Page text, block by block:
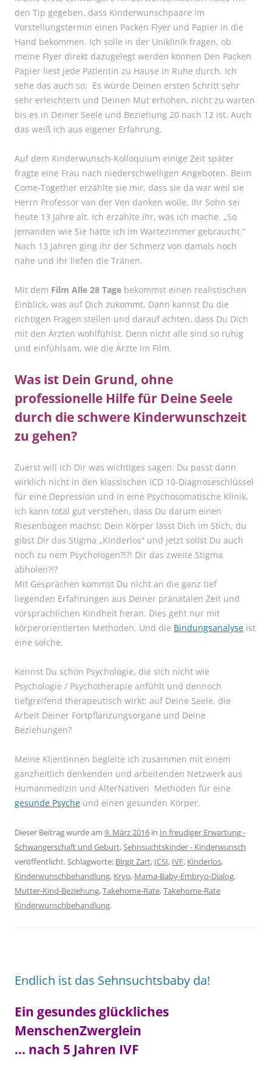
den Tip gegeben, dass Kinderwunschpaare im
Vorstellungstermin einen Packen Flyer und Papier in die
Hand bekommen. Ich solle in der Uniklinik fragen, ob
meine Flyer direkt dazugelegt werden können Den Packen
Papier liest jede Patientin zu Hause in Ruhe durch. Ich
sehe das auch so: Es würde Deinen ersten Schritt sehr
sehr erleichtern und Deinen Mut erhöhen, nicht zu warten
bis es in Deiner Seele und Beziehung 20 nach 12 ist. Auch
das weiß ich aus eigener Erfahrung.
Auf dem Kinderwunsch-Kolloquium einige Zeit später
fragte eine Frau nach niederschwelligen Angeboten. Beim
Come-Together erzählte sie mir, dass sie da war weil sie
Herrn Professor van der Ven danken wolle. Ihr Sohn sei
heute 13 Jahre alt. Ich erzählte ihr, was ich mache. „So
jemanden wie Sie hätte ich im Wartezimmer gebraucht.“
Nach 13 Jahren ging ihr der Schmerz von damals noch
nahe und ihr liefen die Tränen.
Mit dem Film Alle 28 Tage bekommst einen realistischen
Einblick, was auf Dich zukommt. Dann kannst Du die
richtigen Fragen stellen und darauf achten, dass Du Dich
mit den Ärzten wohlfühlst. Denn nicht alle sind so ruhig
und einfühlsam, wie die Ärzte im Film.
Was ist Dein Grund, ohne
professionelle Hilfe für Deine Seele
durch die schwere Kinderwunschzeit
zu gehen?
Zuerst will ich Dir was wichtiges sagen: Du passt dann
wirklich nicht in den klassischen ICD 10-Diagnoseschlüssel
für eine Depression und in eine Psychosomatische Klinik.
Ich kann total gut verstehen, dass Du darum einen
Riesenbogen machst: Dein Körper lässt Dich im Stich, du
gibst Dir das Stigma „Kinderlos“ und jetzt sollst Du auch
noch zu nem Psychologen?!?! Dir das zweite Stigma
abholen?!?
Mit Gesprächen kommst Du nicht an die ganz tief
liegenden Erfahrungen aus Deiner pränatalen Zeit und
vorsprachlichen Kindheit heran. Dies geht nur mit
körperorientierten Methoden. Und die Bindungsanalyse ist
eine solche.
Kennst Du schon Psychologie, die sich nicht wie
Psychologie / Psychotherapie anfühlt und dennoch
tiefgreifend therapeutisch wirkt: auf Deine Seele, die
Arbeit Deiner Fortpflanzungsorgane und Deine
Beziehungen?
Meine Klientinnen begleite ich zusammen mit einem
ganzheitlich denkenden und arbeitenden Netzwerk aus
Humanmedizin und AlterNativen Methoden für eine
gesunde Psyche und einen gesunden Körper.
Dieser Beitrag wurde am 9. März 2016 in In freudiger Erwartung -
Schwangerschaft und Geburt,Sehnsuchtskinder - Kinderwunsch
veröffentlicht. Schlagworte: Birgit Zart, ICSI, IVF, Kinderlos,
Kinderwunschbehandlung, Kryo, Mama-Baby-Embryo-Dialog,
Mutter-Kind-Beziehung,Takehome-Rate,Takehome-Rate
Kinderwunschbehandlung.
Endlich ist das Sehnsuchtsbaby da!
Ein gesundes glückliches
MenschenZwerglein
… nach 5 Jahren IVF